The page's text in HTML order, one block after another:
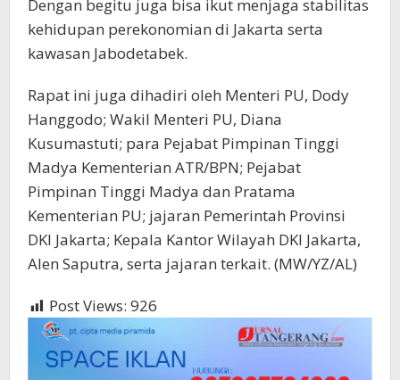
Dengan begitu juga bisa ikut menjaga stabilitas
kehidupan perekonomian di Jakarta serta
kawasan Jabodetabek.
Rapat ini juga dihadiri oleh Menteri PU, Dody
Hanggodo; Wakil Menteri PU, Diana
Kusumastuti; para Pejabat Pimpinan Tinggi
Madya Kementerian ATR/BPN; Pejabat
Pimpinan Tinggi Madya dan Pratama
Kementerian PU; jajaran Pemerintah Provinsi
DKI Jakarta; Kepala Kantor Wilayah DKI Jakarta,
Alen Saputra, serta jajaran terkait. (MW/YZ/AL)
Post Views: 926